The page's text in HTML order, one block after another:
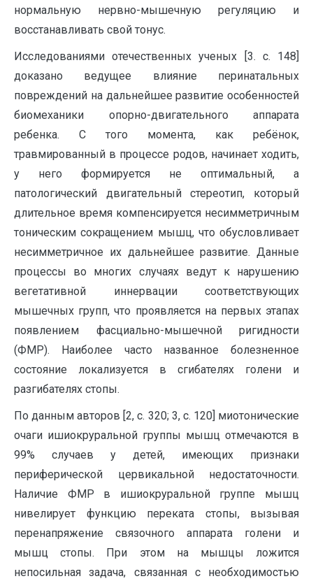
нормальную нервно-мышечную регуляцию и
восстанавливать свой тонус.
Исследованиями отечественных ученых [3. с. 148]
доказано ведущее влияние перинатальных
повреждений на дальнейшее развитие особенностей
биомеханики опорно-двигательного аппарата
ребенка. С того момента, как ребёнок,
травмированный в процессе родов, начинает ходить,
у него формируется не оптимальный, а
патологический двигательный стереотип, который
длительное время компенсируется несимметричным
тоническим сокращением мышц, что обусловливает
несимметричное их дальнейшее развитие. Данные
процессы во многих случаях ведут к нарушению
вегетативной иннервации соответствующих
мышечных групп, что проявляется на первых этапах
появлением фасциально-мышечной ригидности
(ФМР). Наиболее часто названное болезненное
состояние локализуется в сгибателях голени и
разгибателях стопы.
По данным авторов [2, с. 320; 3, с. 120] миотонические
очаги ишиокруральной группы мышц отмечаются в
99% случаев у детей, имеющих признаки
периферической цервикальной недостаточности.
Наличие ФМР в ишиокруральной группе мышц
нивелирует функцию переката стопы, вызывая
перенапряжение связочного аппарата голени и
мышц стопы. При этом на мышцы ложится
непосильная задача, связанная с необходимостью